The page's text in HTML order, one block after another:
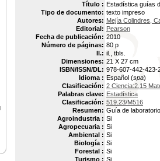
Título : Estadística guías
Tipo de documento: texto impreso
Autores: Mejía Colindres,
Editorial: Pearson
Fecha de publicación: 2010
Número de páginas: 80 p
Il.: il., tbls.
Dimensiones: 21 X 27 cm
ISBN/ISSN/DL: 978-607-442-423-
Idioma : Español (spa)
Clasificación: 2 Ciencia:2.15
Palabras clave: Estadística
Clasificación: 519.23/M516
Resumen: Guía de laboratorio
Agroindustria : Si
Agropecuaria : Si
Ambiental : Si
Biología : Si
Forestal : Si
Turismo : Si